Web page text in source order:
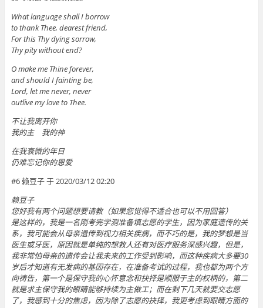
What language shall I borrow
to thank Thee, dearest friend,
For this Thy dying sorrow,
Thy pity without end?
O make me Thine forever,
and should I fainting be,
Lord, let me never, never
outlive my love to Thee.
不让我离开你
我的主 我的神
在我衰微的年日
仍难忘记你的恩爱
#6 赖豆子 于 2020/03/12 02:20
赖豆子
您好我有两个问题想要请教（如果您觉得不适合也可以不用回答）
是这样的，我是一名刚考完学测准备填志愿的学生，因为家庭遗传的关
系，我可能会从母亲遗传到视力相关疾病，而不巧的是，我的梦想是当
医生或牙医，原因就是单纯的想救人还有对医疗服务深感兴趣，但是，
我非常怕母亲的遗传会让我未来的工作受到影响，而这种疾病大多要30
岁后才知道有无发病的基因存在，在准备考试的过程，我也都为两个方
向祷告，第一个是保守我的心怀意念和抉择是顺服于主的权柄的，第二
就是求主保守我的眼睛能够持续为主做工；而在剩下几天就要交志愿
了，我感到十分的焦虑，因为除了志愿的抉择，我更考虑到眼睛方面的